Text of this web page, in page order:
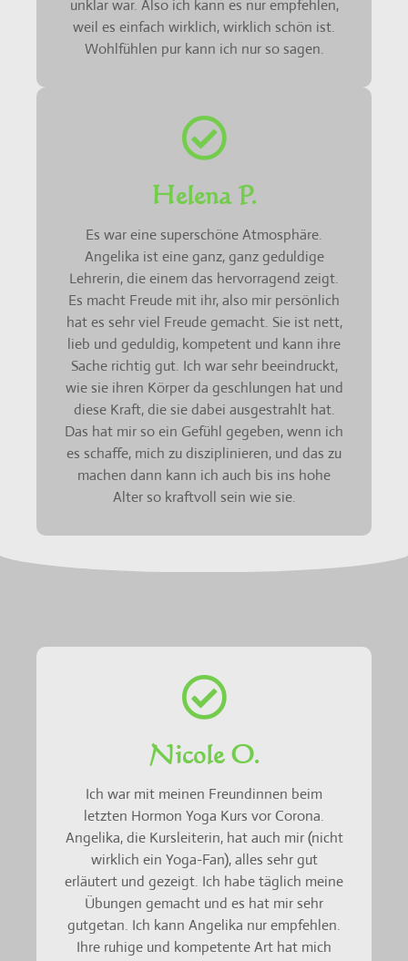
unklar war. Also ich kann es nur empfehlen,
weil es einfach wirklich, wirklich schön ist.
Wohlfühlen pur kann ich nur so sagen.
Helena P.
Es war eine superschöne Atmosphäre.
Angelika ist eine ganz, ganz geduldige
Lehrerin, die einem das hervorragend zeigt.
Es macht Freude mit ihr, also mir persönlich
hat es sehr viel Freude gemacht. Sie ist nett,
lieb und geduldig, kompetent und kann ihre
Sache richtig gut. Ich war sehr beeindruckt,
wie sie ihren Körper da geschlungen hat und
diese Kraft, die sie dabei ausgestrahlt hat.
Das hat mir so ein Gefühl gegeben, wenn ich
es schaffe, mich zu disziplinieren, und das zu
machen dann kann ich auch bis ins hohe
Alter so kraftvoll sein wie sie.
Nicole O.
Ich war mit meinen Freundinnen beim
letzten Hormon Yoga Kurs vor Corona.
Angelika, die Kursleiterin, hat auch mir (nicht
wirklich ein Yoga-Fan), alles sehr gut
erläutert und gezeigt. Ich habe täglich meine
Übungen gemacht und es hat mir sehr
gutgetan. Ich kann Angelika nur empfehlen.
Ihre ruhige und kompetente Art hat mich